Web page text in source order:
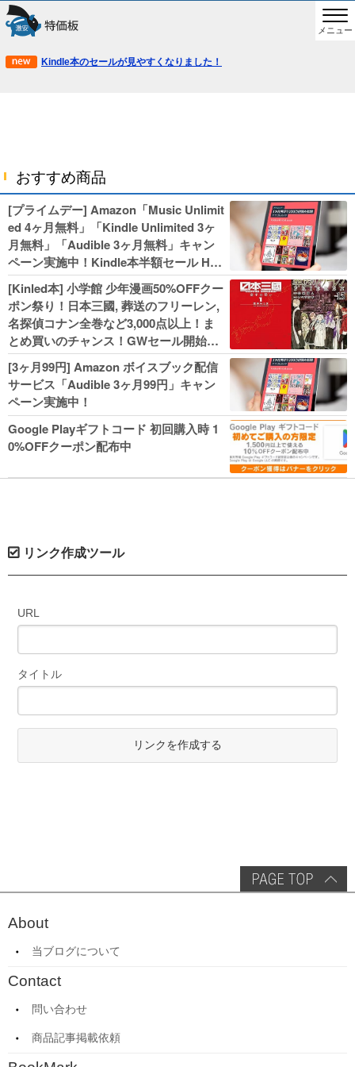
メニュー
Kindle本のセールが見やすくなりました！
おすすめ商品
[プライムデー] Amazon「Music Unlimit
ed 4ヶ月無料」「Kindle Unlimited 3ヶ
月無料」「Audible 3ヶ月無料」キャン
ペーン実施中！Kindle本半額セール HU
NTER×HUNTERなど集英社、無職転生,
幼女戦記などKADOKAWA、キャプテン
翼100円セールも！
[Kinled本] 小学館 少年漫画50%OFFクー
ポン祭り！日本三國, 葬送のフリーレン,
名探偵コナン全巻など3,000点以上！ま
とめ買いのチャンス！GWセール開始！
人気コミック多数 カドカワ祭やIT関連本
がセールに！
[3ヶ月99円] Amazon ボイスブック配信
サービス「Audible 3ヶ月99円」キャン
ペーン実施中！
Google Playギフトコード 初回購入時 1
0%OFFクーポン配布中
リンク作成ツール
URL
タイトル
リンクを作成する
About
当ブログについて
Contact
問い合わせ
商品記事掲載依頼